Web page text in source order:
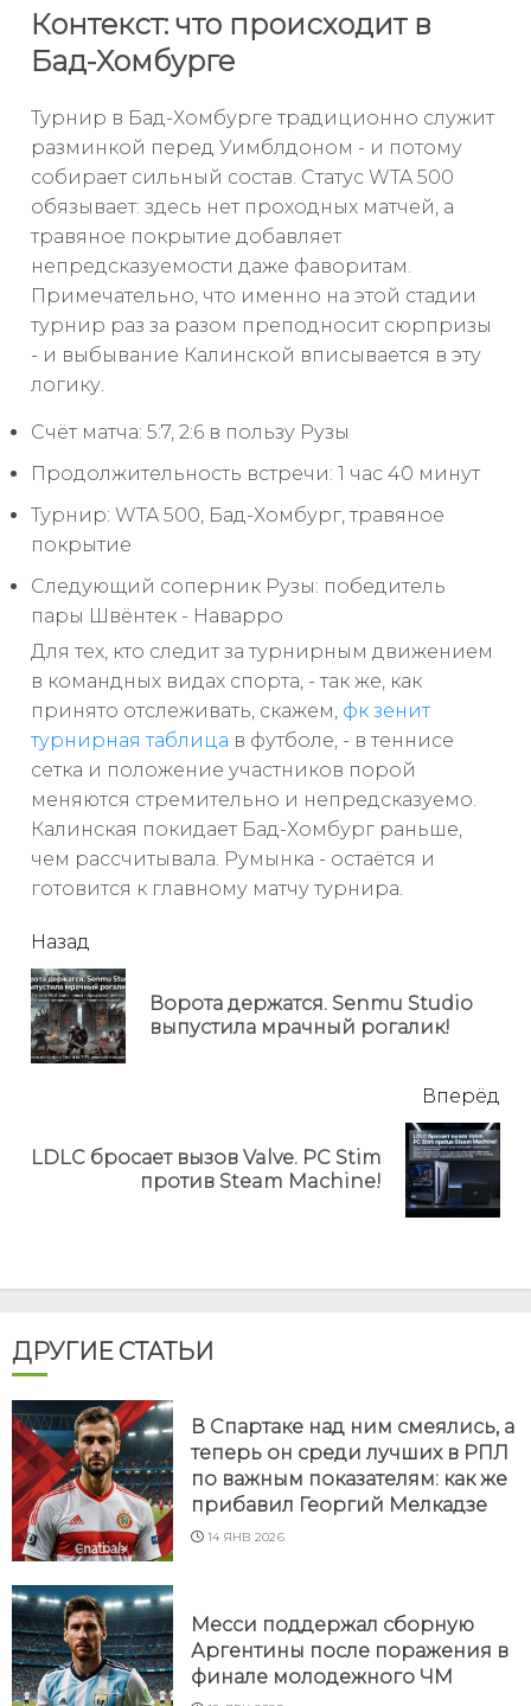
Контекст: что происходит в
Бад-Хомбурге
Турнир в Бад-Хомбурге традиционно служит
разминкой перед Уимблдоном - и потому
собирает сильный состав. Статус WTA 500
обязывает: здесь нет проходных матчей, а
травяное покрытие добавляет
непредсказуемости даже фаворитам.
Примечательно, что именно на этой стадии
турнир раз за разом преподносит сюрпризы
- и выбывание Калинской вписывается в эту
логику.
Счёт матча: 5:7, 2:6 в пользу Рузы
Продолжительность встречи: 1 час 40 минут
Турнир: WTA 500, Бад-Хомбург, травяное
покрытие
Следующий соперник Рузы: победитель
пары Швёнтек - Наварро
Для тех, кто следит за турнирным движением
в командных видах спорта, - так же, как
принято отслеживать, скажем, фк зенит
турнирная таблица в футболе, - в теннисе
сетка и положение участников порой
меняются стремительно и непредсказуемо.
Калинская покидает Бад-Хомбург раньше,
чем рассчитывала. Румынка - остаётся и
готовится к главному матчу турнира.
читать
еще
Назад
Ворота держатся. Senmu Studio
выпустила мрачный рогалик!
Вперёд
Next
LDLC бросает вызов Valve. PC Stim
против Steam Machine!
ДРУГИЕ СТАТЬИ
В Спартаке над ним смеялись, а
теперь он среди лучших в РПЛ
по важным показателям: как же
прибавил Георгий Мелкадзе
14 ЯНВ 2026
Месси поддержал сборную
Аргентины после поражения в
финале молодежного ЧМ